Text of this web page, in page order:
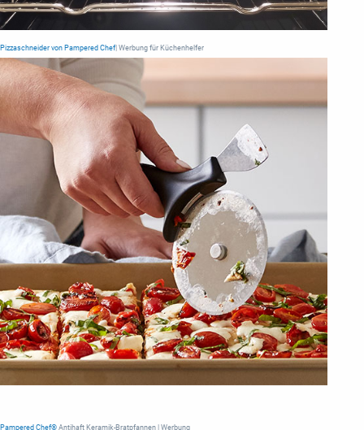
Pizzaschneider von Pampered Chef | Werbung für Küchenhelfer
Pampered Chef® Antihaft Keramik-Bratpfannen | Werbung